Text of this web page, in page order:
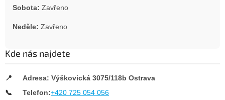
Sobota: Zavřeno
Neděle: Zavřeno
Kde nás najdete
📍
Adresa: Výškovická 3075/118b Ostrava
📞
Telefon:+420 725 054 056